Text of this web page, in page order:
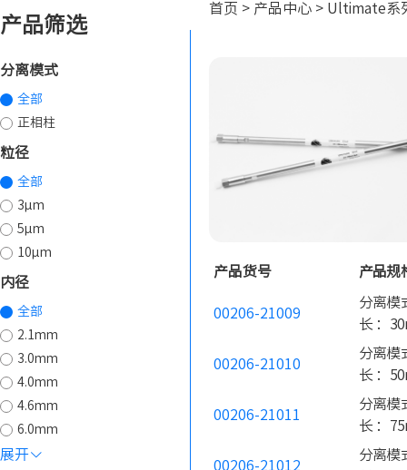
首页 > 产品中心 > Ultimate系
产品筛选
分离模式
全部
正相柱
粒径
全部
3µm
5µm
10µm
内径
全部
2.1mm
3.0mm
4.0mm
4.6mm
6.0mm
展开
产品货号 产品规
00206-21009
分离模
长 ：
00206-21010
分离模
长 ：
00206-21011
分离模
长 ：
00206-21012
分离模